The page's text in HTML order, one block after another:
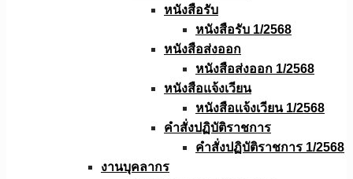
หนังสือรับ
หนังสือรับ 1/2568
หนังสือส่งออก
หนังสือส่งออก 1/2568
หนังสือแจ้งเวียน
หนังสือเเจ้งเวียน 1/2568
คำสั่งปฏิบัติราชการ
คำสั่งปฏิบัติราชการ 1/2568
งานบุคลากร